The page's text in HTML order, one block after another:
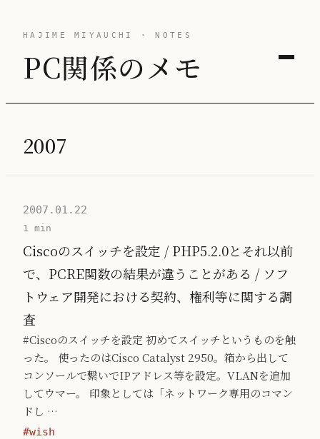
HAJIME MIYAUCHI · NOTES
PC関係のメモ
2007
2007.01.22
1 min
Ciscoのスイッチを設定 / PHP5.2.0とそれ以前
で、PCRE関数の結果が違うことがある / ソフ
トウェア開発における契約、権利等に関する調
査
#Ciscoのスイッチを設定 初めてスイッチというものを触
った。 使ったのはCisco Catalyst 2950。箱から出して
コンソールで繋いでIPアドレス等を設定。VLANを追加
してウマー。 印象としては「ネットワーク専用のコマン
ドし …
#wish